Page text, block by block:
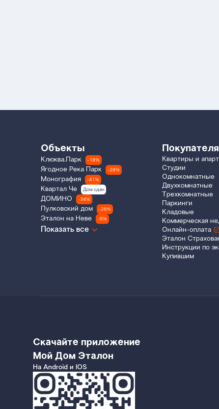
Объекты
Клюква.Парк -18%
Ягодное Река Парк -28%
Монография -41%
Квартал Че Дом сдан
ДОМИНО -34%
Пулковский дом -26%
Эталон на Неве -5%
Показать все
Квартиры и
Студии
Однокомнатные
Двухкомнатные
Трехкомнатные
Паркинги
Кладовые
Коммерческая
Онлайн-оплата
Эталон
Инструкции по
Купившим
Скачайте приложение
Мой Дом Эталон
На Android и IOS